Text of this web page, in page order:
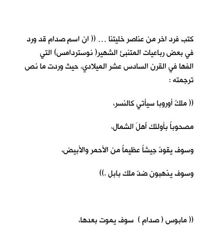
كتب فرد اخر من عناصر خليتنا … (( ان اسم صدام قد ورد
في بعض رباعيات المتنبئ الشهير( نوستردامس) التي
الفها في القرن السادس عشر الميلادي. حيث وردت ما نص
ترجمته :
(( ملكُ أوروبا سيأتي كالنسر،
مصحوباً بأولئك أَهلَ الشمال،
وسوف يقودُ جيشاً عظيماً من الأحمر والأبيض،
وسوف يذهبون ضدّ ملك بابل .))
(( مابوس ( صدام ) سوف يموت بعدها،